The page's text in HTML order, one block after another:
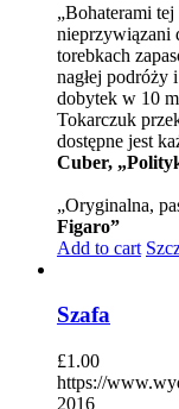
„Bohaterami
nieprzywiązani
torebkach
nagłej podróży
dobytek w 10
Tokarczuk
dostępne jest
Cuber,
„Oryginalna,
Figaro”
Add to cart
Szafa
£1.00
https://
2016